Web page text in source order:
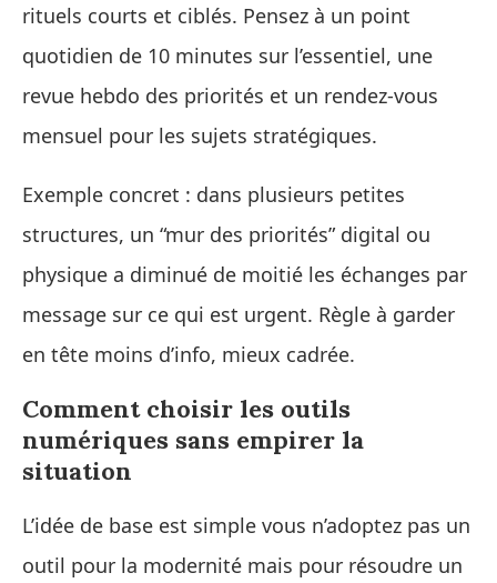
rituels courts et ciblés. Pensez à un point
quotidien de 10 minutes sur l’essentiel, une
revue hebdo des priorités et un rendez‑vous
mensuel pour les sujets stratégiques.
Exemple concret : dans plusieurs petites
structures, un “mur des priorités” digital ou
physique a diminué de moitié les échanges par
message sur ce qui est urgent. Règle à garder
en tête moins d’info, mieux cadrée.
Comment choisir les outils
numériques sans empirer la
situation
L’idée de base est simple vous n’adoptez pas un
outil pour la modernité mais pour résoudre un